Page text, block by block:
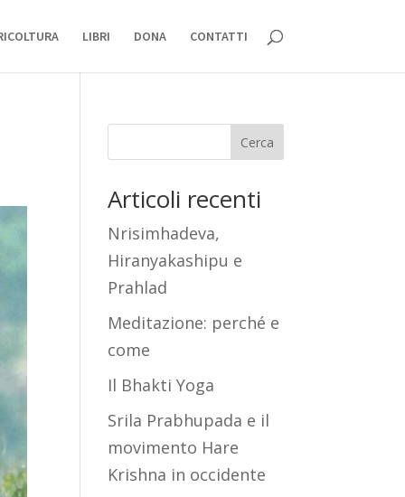
LIBRI DONA CONTATTI
Cerca
Articoli recenti
Nrisimhadeva,
Hiranyakashipu e
Prahlad
Meditazione: perché e
come
Il Bhakti Yoga
Srila Prabhupada e il
movimento Hare
Krishna in occidente